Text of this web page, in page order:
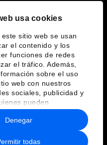
usa cookies
sitio web se usan
el contenido y los
funciones de redes
el tráfico. Además,
sobre el uso
web con nuestros
sociales, publicidad y
pueden
otra información que les
o que hayan
del uso que haya
todas
Denegar